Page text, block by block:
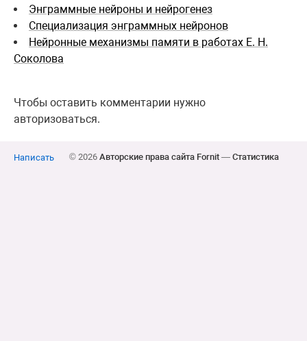
Энграммные нейроны и нейрогенез
Специализация энграммных нейронов
Нейронные механизмы памяти в работах Е. Н.
Соколова
Чтобы оставить комментарии нужно
авторизоваться.
Написать © 2026 Авторские права сайта Fornit— Статистика